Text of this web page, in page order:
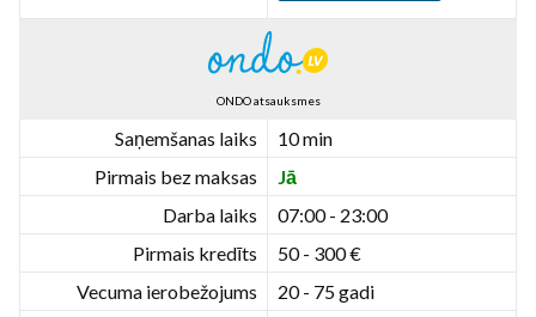
ONDO atsauksmes
Saņemšanas laiks
10 min
Pirmais bez maksas
Jā
Darba laiks
07:00 - 23:00
Pirmais kredīts
50 - 300 €
Vecuma ierobežojums
20 - 75 gadi